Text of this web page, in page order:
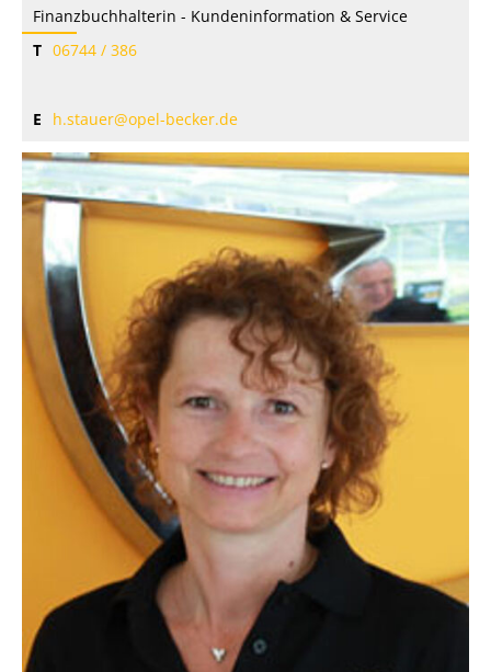
Finanzbuchhalterin - Kundeninformation & Service
T 06744 / 386
E h.stauer@opel-becker.de